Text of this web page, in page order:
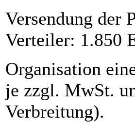
Versendung der
Verteiler: 1.850
Organisation
je zzgl. MwSt.
Verbreitung).